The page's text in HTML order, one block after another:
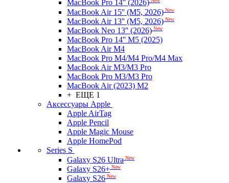
MacBook Pro 14'' (2026)
MacBook Air 15'' (M5, 2026) New
MacBook Air 13'' (M5, 2026) New
MacBook Neo 13'' (2026) New
MacBook Pro 14'' M5 (2025)
MacBook Air M4
MacBook Pro M4/M4 Pro/M4 Max
MacBook Air M3/M3 Pro
MacBook Pro M3/M3 Pro
MacBook Air (2023) M2
+ ЕЩЕ 1
Аксессуары Apple
Apple AirTag
Apple Pencil
Apple Magic Mouse
Apple HomePod
Series S
Galaxy S26 Ultra New
Galaxy S26+ New
Galaxy S26 New